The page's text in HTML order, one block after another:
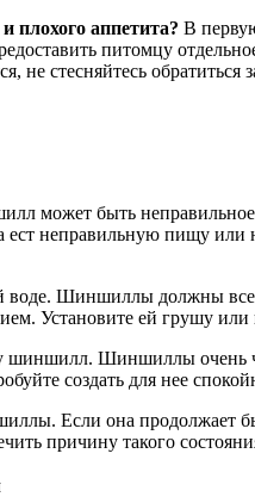
плохого аппетита? В
питомцу
не стесняйтесь
может быть
неправильную пищу
Шиншиллы должны
Установите ей грушу или
шиншилл. Шиншиллы
создать для нее
Если она продолжает
причину такого